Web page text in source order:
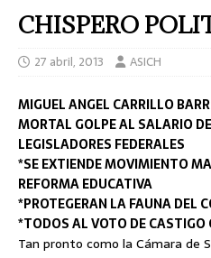
CHISPERO
27 abril, 2013 ASICH
MIGUEL ANGEL CARRILLO
MORTAL GOLPE AL SALARIO
LEGISLADORES FEDERALES
*SE EXTIENDE MOVIMIENTO
REFORMA EDUCATIVA
*PROTEGERAN LA FAUNA DEL
*TODOS AL VOTO DE CASTIGO
Tan pronto como la Cámara de